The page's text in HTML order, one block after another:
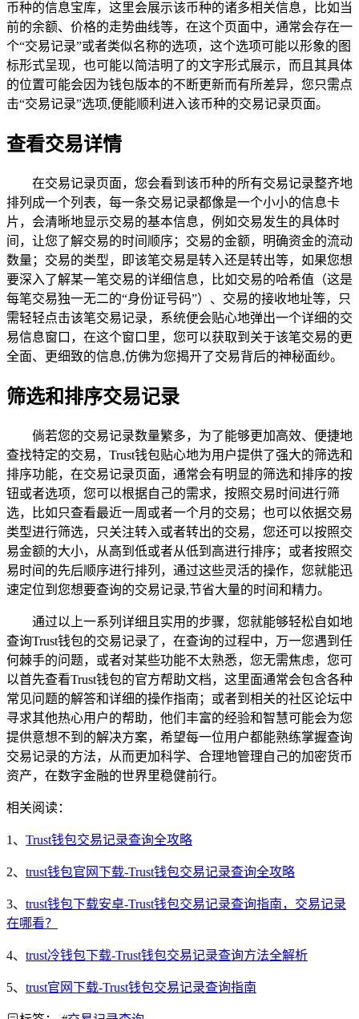
币种的信息宝库，这里会展示该币种的诸多相关信息，比如当
前的余额、价格的走势曲线等，在这个页面中，通常会存在一
个“交易记录”或者类似名称的选项，这个选项可能以形象的图
标形式呈现，也可能以简洁明了的文字形式展示，而且其具体
的位置可能会因为钱包版本的不断更新而有所差异，您只需点
击“交易记录”选项,便能顺利进入该币种的交易记录页面。
查看交易详情
在交易记录页面，您会看到该币种的所有交易记录整齐地
排列成一个列表，每一条交易记录都像是一个小小的信息卡
片，会清晰地显示交易的基本信息，例如交易发生的具体时
间，让您了解交易的时间顺序；交易的金额，明确资金的流动
数量；交易的类型，即该笔交易是转入还是转出等，如果您想
要深入了解某一笔交易的详细信息，比如交易的哈希值（这是
每笔交易独一无二的“身份证号码”）、交易的接收地址等，只
需轻轻点击该笔交易记录，系统便会贴心地弹出一个详细的交
易信息窗口，在这个窗口里，您可以获取到关于该笔交易的更
全面、更细致的信息,仿佛为您揭开了交易背后的神秘面纱。
筛选和排序交易记录
倘若您的交易记录数量繁多，为了能够更加高效、便捷地
查找特定的交易，Trust钱包贴心地为用户提供了强大的筛选和
排序功能，在交易记录页面，通常会有明显的筛选和排序的按
钮或者选项，您可以根据自己的需求，按照交易时间进行筛
选，比如只查看最近一周或者一个月的交易；也可以依据交易
类型进行筛选，只关注转入或者转出的交易，您还可以按照交
易金额的大小，从高到低或者从低到高进行排序；或者按照交
易时间的先后顺序进行排列，通过这些灵活的操作，您就能迅
速定位到您想要查询的交易记录,节省大量的时间和精力。
通过以上一系列详细且实用的步骤，您就能够轻松自如地
查询Trust钱包的交易记录了，在查询的过程中，万一您遇到任
何棘手的问题，或者对某些功能不太熟悉，您无需焦虑，您可
以首先查看Trust钱包的官方帮助文档，这里面通常会包含各种
常见问题的解答和详细的操作指南；或者到相关的社区论坛中
寻求其他热心用户的帮助，他们丰富的经验和智慧可能会为您
提供意想不到的解决方案，希望每一位用户都能熟练掌握查询
交易记录的方法，从而更加科学、合理地管理自己的加密货币
资产，在数字金融的世界里稳健前行。
相关阅读：
1、 Trust钱包交易记录查询全攻略
2、 trust钱包官网下载-Trust钱包交易记录查询全攻略
3、 trust钱包下载安卓-Trust钱包交易记录查询指南，交易记录
在哪看？
4、 trust冷钱包下载-Trust钱包交易记录查询方法全解析
5、 trust官网下载-Trust钱包交易记录查询指南